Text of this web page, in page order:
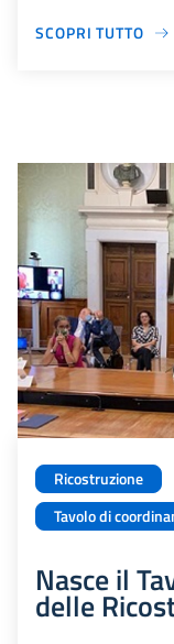
SCOPRI TUTTO
Ricostruzione
Tavolo di
Nasce il
delle